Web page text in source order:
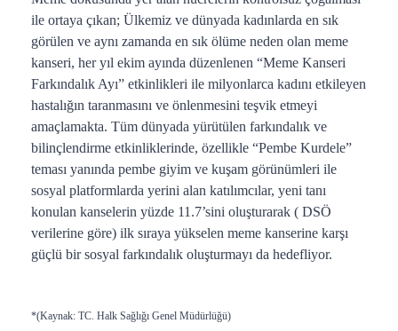
ile ortaya çıkan; Ülkemiz ve dünyada kadınlarda en sık
görülen ve aynı zamanda en sık ölüme neden olan meme
kanseri, her yıl ekim ayında düzenlenen “Meme Kanseri
Farkındalık Ayı” etkinlikleri ile milyonlarca kadını etkileyen
hastalığın taranmasını ve önlenmesini teşvik etmeyi
amaçlamakta. Tüm dünyada yürütülen farkındalık ve
bilinçlendirme etkinliklerinde, özellikle “Pembe Kurdele”
teması yanında pembe giyim ve kuşam görünümleri ile
sosyal platformlarda yerini alan katılımcılar, yeni tanı
konulan kanselerin yüzde 11.7’sini oluşturarak ( DSÖ
verilerine göre) ilk sıraya yükselen meme kanserine karşı
güçlü bir sosyal farkındalık oluşturmayı da hedefliyor.
*(Kaynak: TC. Halk Sağlığı Genel Müdürlüğü)